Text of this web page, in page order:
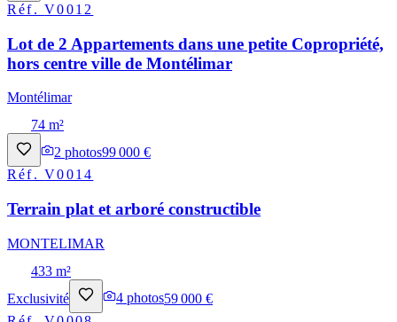
Réf.V0012
Lot de 2 Appartements dans une petite Copropriété,
hors centre ville de Montélimar
Montélimar
74 m²
2 photos99 000 €
Réf.V0014
Terrain plat et arboré constructible
MONTELIMAR
433 m²
Exclusivité
4 photos59 000 €